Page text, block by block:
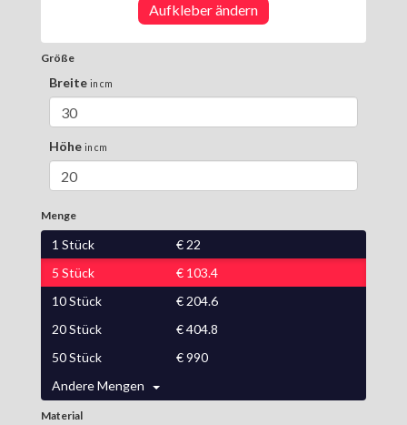
Aufkleber ändern
Größe
Breite in cm
Höhe in cm
Menge
1 Stück € 22
5 Stück € 103.4
10Stück € 204.6
20Stück €404.8
50Stück €990
Andere Mengen
Material